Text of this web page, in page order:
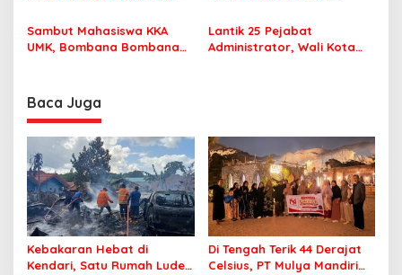
Perlu Lagi ke Kendari
Sekolah dengan Aman
Sambut Mahasiswa KKA
UMK, Bombana Bombana
Lantik 25 Pejabat
Administrator, Wali Kota
Baca Juga
Kebakaran Hebat di
Kendari, Satu Rumah Ludes
Di Tengah Terik 44 Derajat
Celsius, PT Mulya Mandiri